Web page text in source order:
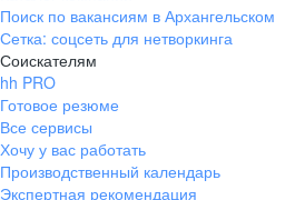
Поиск по вакансиям в Архангельском
Сетка: соцсеть для нетворкинга
Соискателям
hh PRO
Готовое резюме
Все сервисы
Хочу у вас работать
Производственный календарь
Экспертная рекомендация